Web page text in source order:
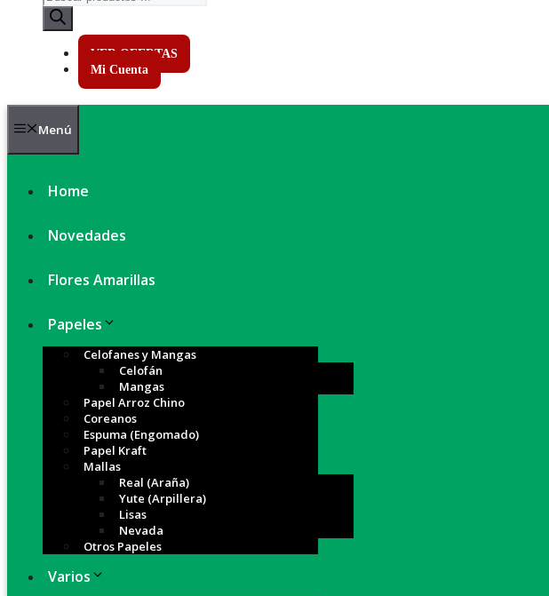
de
productos
VER OFERTAS
Mi Cuenta
Menú
Home
Novedades
Flores Amarillas
Papeles
Celofanes y Mangas
Celofán
Mangas
Papel Arroz Chino
Coreanos
Espuma (Engomado)
Papel Kraft
Mallas
Real (Araña)
Yute (Arpillera)
Lisas
Nevada
Otros Papeles
Varios